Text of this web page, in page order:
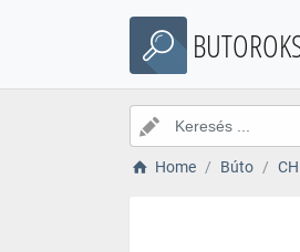
Home Búto